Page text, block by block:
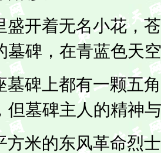
开着无名小花，苍
墓碑，在青蓝色天
碑上都有一颗五角
但墓碑主人的精神
米的东风革命烈士